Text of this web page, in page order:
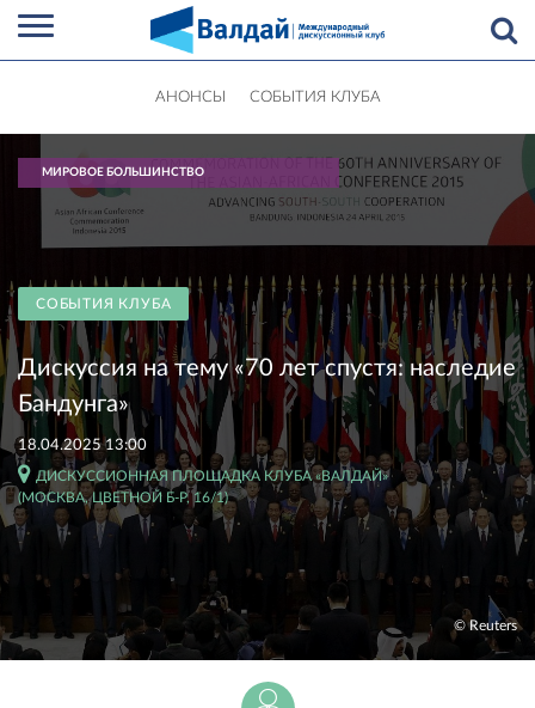
АНОНСЫ СОБЫТИЯ КЛУБА
МИРОВОЕ БОЛЬШИНСТВО
СОБЫТИЯ КЛУБА
Дискуссия на тему «70 лет спустя: наследие
Бандунга»
18.04.2025 13:00
ДИСКУССИОННАЯ ПЛОЩАДКА КЛУБА «ВАЛДАЙ»
(МОСКВА, ЦВЕТНОЙ Б-Р, 16/1)
© Reuters